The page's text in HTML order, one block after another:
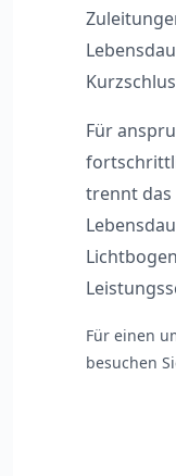
Für
trennt das
Für einen
besuchen